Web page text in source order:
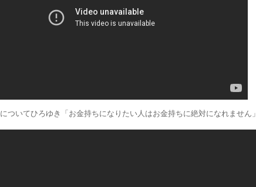
ついてひろゆき「お金持ちになりたい人はお金持ちに絶対になれません」